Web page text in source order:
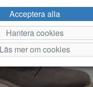
Acceptera alla
Hantera cookies
Läs mer om cookies